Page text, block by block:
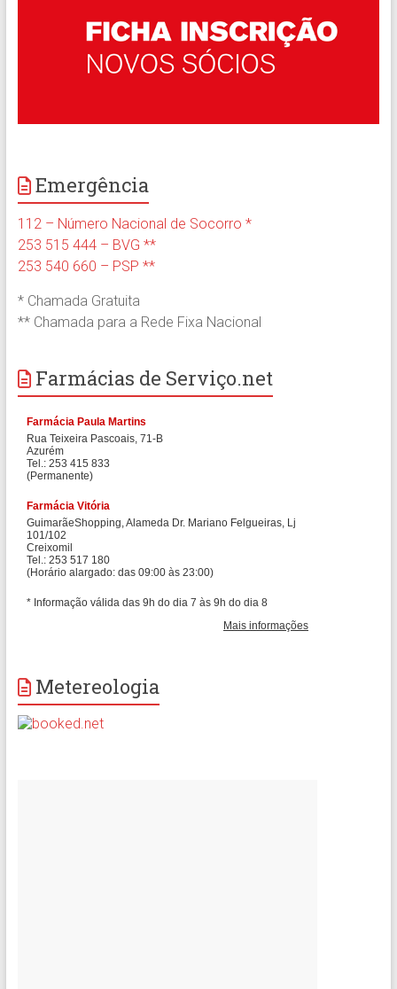
Emergência
112 – Número Nacional de Socorro *
253 515 444 – BVG **
253 540 660 – PSP **
* Chamada Gratuita
** Chamada para a Rede Fixa Nacional
Farmácias de Serviço.net
Metereologia